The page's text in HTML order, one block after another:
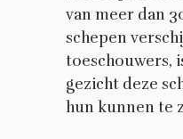
van meer dan
schepen
toeschouwers,
gezicht deze
hun kunnen te